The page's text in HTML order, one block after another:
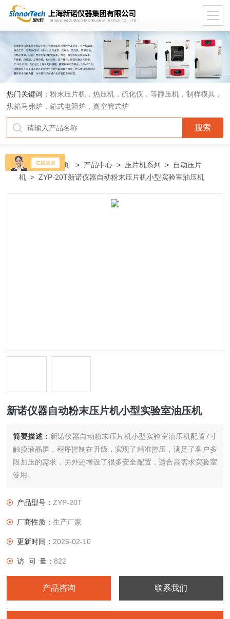
热门关键词：粉末压片机，热压机，硫化仪，等静压机，制样模具，
烘箱马弗炉，箱式电阻炉，真空管式炉
当前位置：首页 > 产品中心 > 压片机系列 > 自动压片
机 > ZYP-20T新诺仪器自动粉末压片机小型实验室油压机
新诺仪器自动粉末压片机小型实验室油压机
简要描述： 新诺仪器自动粉末压片机小型实验室油压机配置7寸
触摸液晶屏，程序控制在升级，实现了精准控压，满足了客户多
段加压的需求，另外还增设了很多安全配置，适合高需求实验室
使用。
产品型号：ZYP-20T
厂商性质：生产厂家
更新时间： 2026-02-10
访 问 量：822
产品咨询 联系我们